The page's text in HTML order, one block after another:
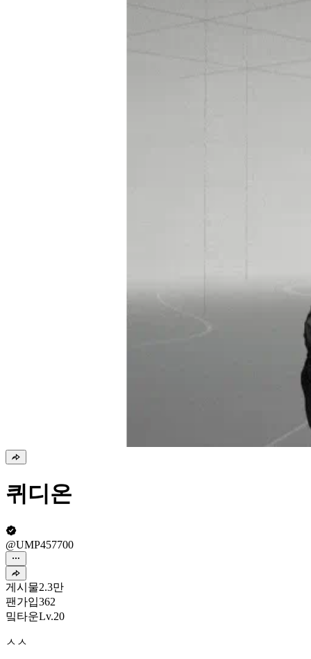
퀴디온
@UMP457700
게시물2.3만
팬가입362
밐타운Lv.20
ㅅㅅ